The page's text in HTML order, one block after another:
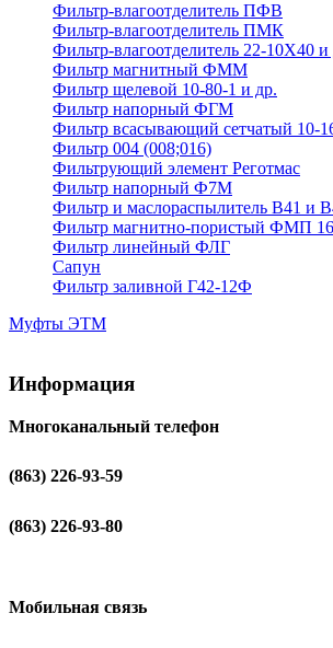
Фильтр-влагоотделитель ПФВ
Фильтр-влагоотделитель ПМК
Фильтр-влагоотделитель 22-10Х40 и
Фильтр магнитный ФММ
Фильтр щелевой 10-80-1 и др.
Фильтр напорный ФГМ
Фильтр всасывающий сетчатый 10-
Фильтр 004 (008;016)
Фильтрующий элемент Реготмас
Фильтр напорный Ф7М
Фильтр и маслораспылитель В41 и
Фильтр магнитно-пористый ФМП
Фильтр линейный ФЛГ
Сапун
Фильтр заливной Г42-12Ф
Муфты ЭТМ
Информация
Многоканальный телефон
(863) 226-93-59
(863) 226-93-80
Мобильная связь